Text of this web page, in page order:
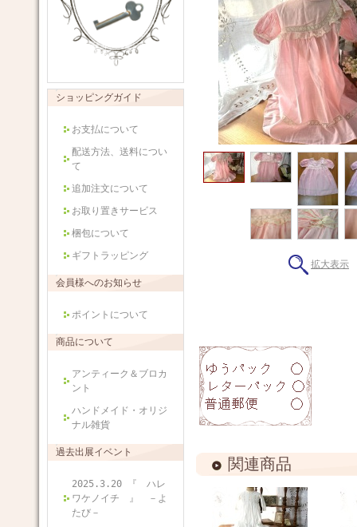
ショッピングガイド
お支払について
配送方法、送料につい
て
追加注文について
お取り置きサービス
梱包について
ギフトラッピング
会員様へのお知らせ
ポイントについて
商品について
アンティーク＆ブロカ
ント
ハンドメイド・オリジ
ナル雑貨
過去出展イベント
2025.3.20 『 ハレ
ワケノイチ 』 －よ
たび－
拡大表示
関連商品